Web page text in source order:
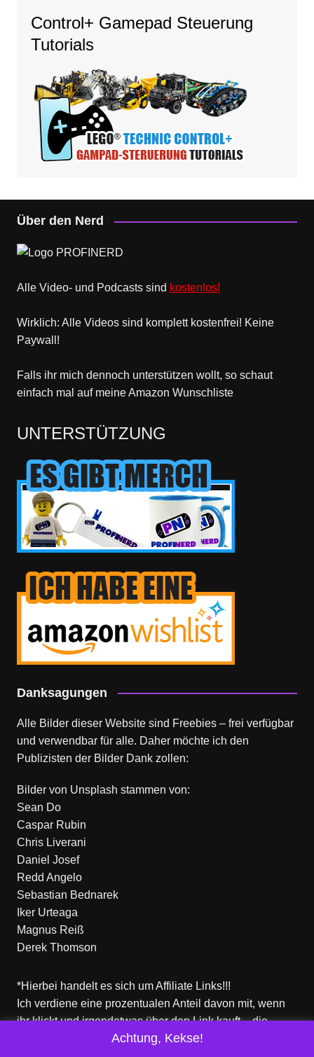
Control+ Gamepad Steuerung
Tutorials
Über den Nerd
Alle Video- und Podcasts sind kostenlos!
Wirklich: Alle Videos sind komplett kostenfrei! Keine
Paywall!
Falls ihr mich dennoch unterstützen wollt, so schaut
einfach mal auf meine Amazon Wunschliste
UNTERSTÜTZUNG
Danksagungen
Alle Bilder dieser Website sind Freebies – frei verfügbar
und verwendbar für alle. Daher möchte ich den
Publizisten der Bilder Dank zollen:
Bilder von Unsplash stammen von:
Sean Do
Caspar Rubin
Chris Liverani
Daniel Josef
Redd Angelo
Sebastian Bednarek
Iker Urteaga
Magnus Reiß
Derek Thomson
*Hierbei handelt es sich um Affiliate Links!!!
Ich verdiene eine prozentualen Anteil davon mit, wenn
ihr klickt und irgendetwas über den Link kauft – die
Produkte dort sind aber nicht von mir!
Achtung, Kekse!